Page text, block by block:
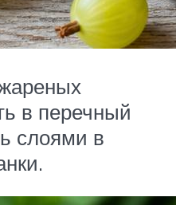
в перечный
слоями в